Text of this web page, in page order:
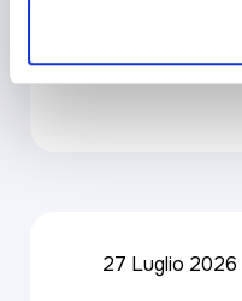
27 Luglio 2026